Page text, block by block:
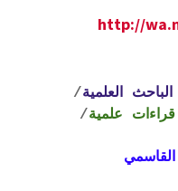
http://
العلمية/
علمية/